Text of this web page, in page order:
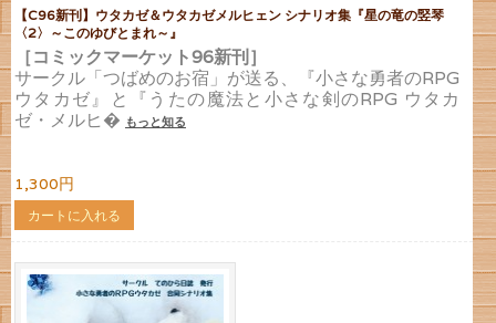
【C96新刊】ウタカゼ＆ウタカゼメルヒェン シナリオ集『星の竜の竪琴
〈2〉～このゆびとまれ～』
［コミックマーケット96新刊］
サークル「つばめのお宿」が送る、『小さな勇者のRPG
ウタカゼ』と『うたの魔法と小さな剣のRPG ウタカ
ゼ・メルヒ� もっと知る
1,300円
カートに入れる